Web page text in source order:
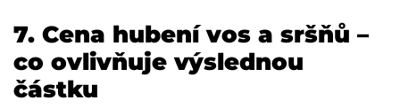
7. Cena hubení vos a sršňů –
co ovlivňuje výslednou
částku